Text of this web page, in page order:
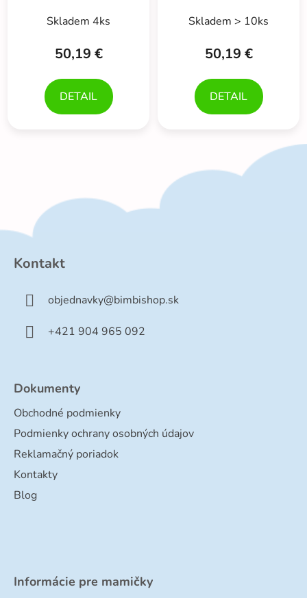
ecru
Skladem 4ks
50,19 €
DETAIL
růžová
Skladem > 10ks
50,19 €
DETAIL
Kontakt
objednavky@bimbishop.sk
+421 904 965 092
Dokumenty
Obchodné podmienky
Podmienky ochrany osobných údajov
Reklamačný poriadok
Kontakty
Blog
Informácie pre mamičky